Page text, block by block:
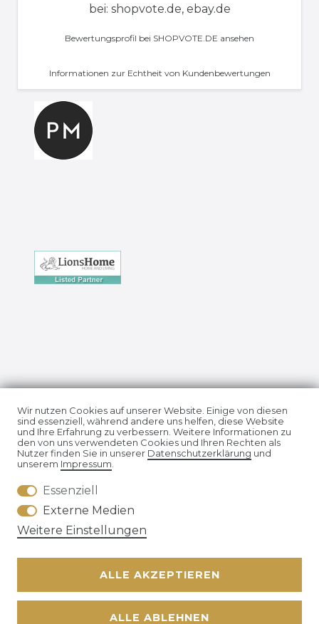
bei: shopvote.de, ebay.de
Bewertungsprofil bei SHOPVOTE.DE ansehen
Informationen zur Echtheit von Kundenbewertungen
Impressum Daten­schutz­erklärung
AGB
Wir nutzen Cookies auf unserer Website. Einige von diesen
sind essenziell, während andere uns helfen, diese Website
und Ihre Erfahrung zu verbessern. Weitere Informationen zu
den von uns verwendeten Cookies und Ihren Rechten als
Nutzer finden Sie in unserer Daten­schutz­erklärung und
unserem Impressum.
Essenziell
Externe Medien
Weitere Einstellungen
ALLE AKZEPTIEREN
ALLE ABLEHNEN